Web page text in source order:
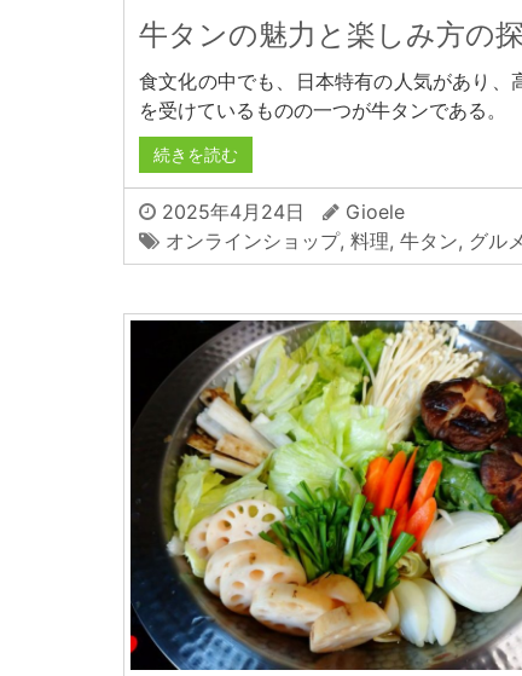
牛タンの魅力と楽しみ方の
食文化の中でも、日本特有の人気があり、
を受けているものの一つが牛タンである。
続きを読む
2025年4月24日
Gioele
オンラインショップ, 料理, 牛タン, グルメ